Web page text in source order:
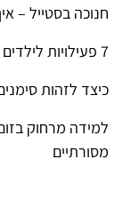
חנוכה בסטייל –
7 פעילויות לילדים שיעודדו חשיבה יצירתית מחוץ לקופסא
כיצד לזהות
למידה מרחוק
מסורתיים